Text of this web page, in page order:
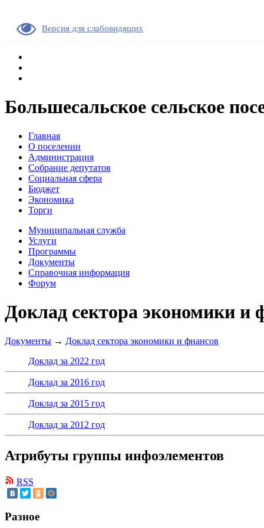
Версия для слабовидящих
Большесальское сельское
Главная
О поселении
Администрация
Собрание депутатов
Социальная сфера
Бюджет
Экономика
Торги
Муниципальная служба
Услуги
Программы
Документы
Справочная информация
Форум
Доклад сектора экономики и
Документы → Доклад сектора экономики и фнансов
Доклад за 2022 год
Доклад за 2016 год
Доклад за 2015 год
Доклад за 2012 год
Атрибуты группы инфоэлементов
RSS
Разное